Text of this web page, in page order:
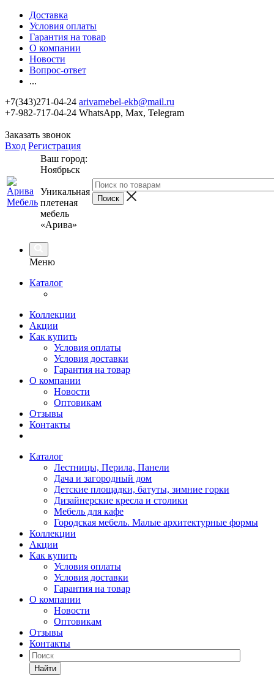
Доставка
Условия оплаты
Гарантия на товар
О компании
Новости
Вопрос-ответ
...
+7(343)271-04-24 arivamebel-ekb@mail.ru
+7-982-717-04-24 WhatsApp, Max, Telegram
Заказать звонок
Вход Регистрация
Ваш город:
Ноябрьск
Уникальная
плетеная
мебель
«Арива»
Меню
Каталог
Коллекции
Акции
Как купить
Условия оплаты
Условия доставки
Гарантия на товар
О компании
Новости
Оптовикам
Отзывы
Контакты
Каталог
Лестницы, Перила, Панели
Дача и загородный дом
Детские площадки, батуты, зимние горки
Дизайнерские кресла и столики
Мебель для кафе
Городская мебель. Малые архитектурные формы
Коллекции
Акции
Как купить
Условия оплаты
Условия доставки
Гарантия на товар
О компании
Новости
Оптовикам
Отзывы
Контакты
Найти